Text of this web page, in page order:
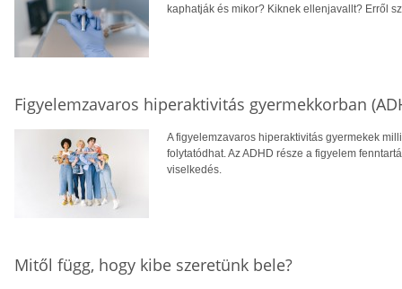
kaphatják és mikor? Kiknek ellenjavallt? Erről
Figyelemzavaros hiperaktivitás gyermekkorban
A figyelemzavaros hiperaktivitás gyermekek
folytatódhat. Az ADHD része a figyelem
viselkedés.
Mitől függ, hogy kibe szeretünk bele?